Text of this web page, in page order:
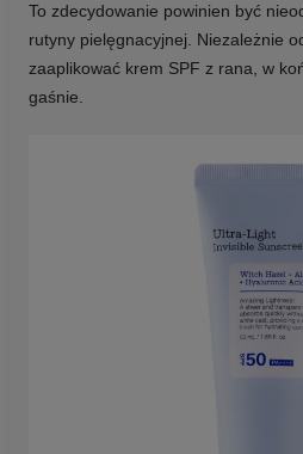
To zdecydowanie powinien być
rutyny pielęgnacyjnej. Niezależnie
zaaplikować krem SPF z rana, w
gaśnie.